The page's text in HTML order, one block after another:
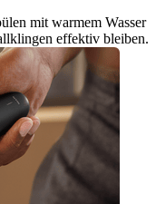
mit warmem Wasser
effektiv bleiben.